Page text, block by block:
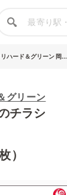
ハード＆グリーン 岡...
グリーン
チラシ
）